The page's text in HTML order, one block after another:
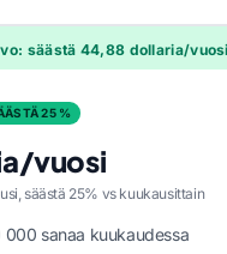
säästä 44,88 dollaria/vuosi
25 %
vuosi
säästä 25% vs kuukausittain
000 sanaa kuukaudessa